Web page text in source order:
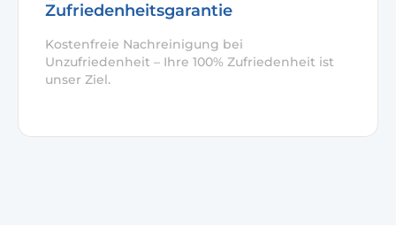
Zufriedenheitsgarantie
Kostenfreie Nachreinigung bei
Unzufriedenheit – Ihre 100% Zufriedenheit ist
unser Ziel.